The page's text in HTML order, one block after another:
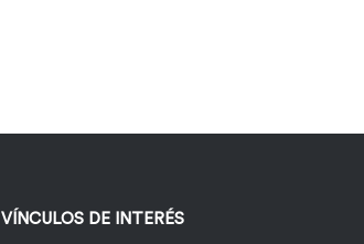
VÍNCULOS DE INTERÉS